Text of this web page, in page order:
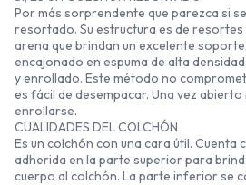
Por más sorprendente que parezca si
resortado. Su estructura es de
arena que brindan un excelente
encajonado en espuma de alta
y enrollado. Este método no
es fácil de desempacar. Una vez
enrollarse.
CUALIDADES DEL COLCHÓN
Es un colchón con una cara útil. Cuenta
adherida en la parte superior para
cuerpo al colchón. La parte inferior se